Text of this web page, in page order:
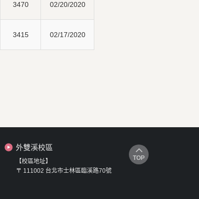
3470 02/20/2020
3415 02/17/2020
外雙溪校區
【校區地址】
〒 111002 台北市士林區臨溪路70號
TOP